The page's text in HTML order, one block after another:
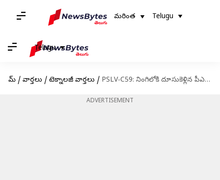
మరింత Telugu
Telugu
హోమ్ / వార్తలు / టెక్నాలజీ వార్తలు / PSLV-C59: నింగిలోకి దూసుకెళ్లిన పీఎస్ఎల్వీ-సీ59 రాకెట్‌
ADVERTISEMENT